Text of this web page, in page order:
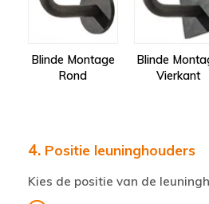
Blinde Montage
Rond
Blinde
Vierkant
4. Positie leuninghouders
Kies de positie van de